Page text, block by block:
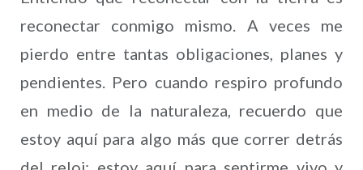
reconectar conmigo mismo. A veces me
pierdo entre tantas obligaciones, planes y
pendientes. Pero cuando respiro profundo
en medio de la naturaleza, recuerdo que
estoy aquí para algo más que correr detrás